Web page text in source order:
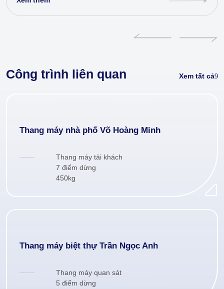
Công trình liên quan Xem tất cả
Thang máy nhà phố Võ Hoàng Minh
Thang máy tải khách
7 điểm dừng
450kg
Thang máy biệt thự Trần Ngọc Anh
Thang máy quan sát
5 điểm dừng